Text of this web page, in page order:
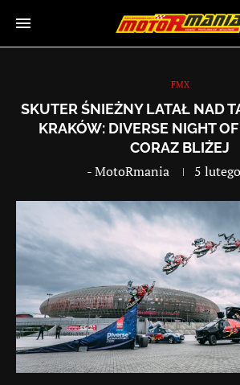
FMX
SKUTER ŚNIEŻNY LATAŁ NAD
KRAKÓW: DIVERSE NIGHT
CORAZ BLIŻEJ
-MotoRmania 5